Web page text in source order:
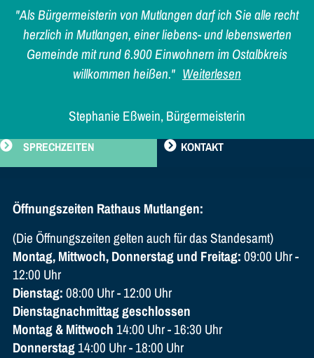
"Als Bürgermeisterin von Mutlangen darf ich Sie alle recht
herzlich in Mutlangen, einer liebens- und lebenswerten
Gemeinde mit rund 6.900 Einwohnern im Ostalbkreis
willkommen heißen." Weiterlesen
Stephanie Eßwein, Bürgermeisterin
SPRECHZEITEN KONTAKT
Öffnungszeiten Rathaus Mutlangen:
(Die Öffnungszeiten gelten auch für das Standesamt)
Montag, Mittwoch, Donnerstag und Freitag:09:00 Uhr -
12:00 Uhr
Dienstag:08:00 Uhr - 12:00 Uhr
Dienstagnachmittag geschlossen
Montag & Mittwoch 14:00 Uhr - 16:30 Uhr
Donnerstag14:00 Uhr - 18:00 Uhr